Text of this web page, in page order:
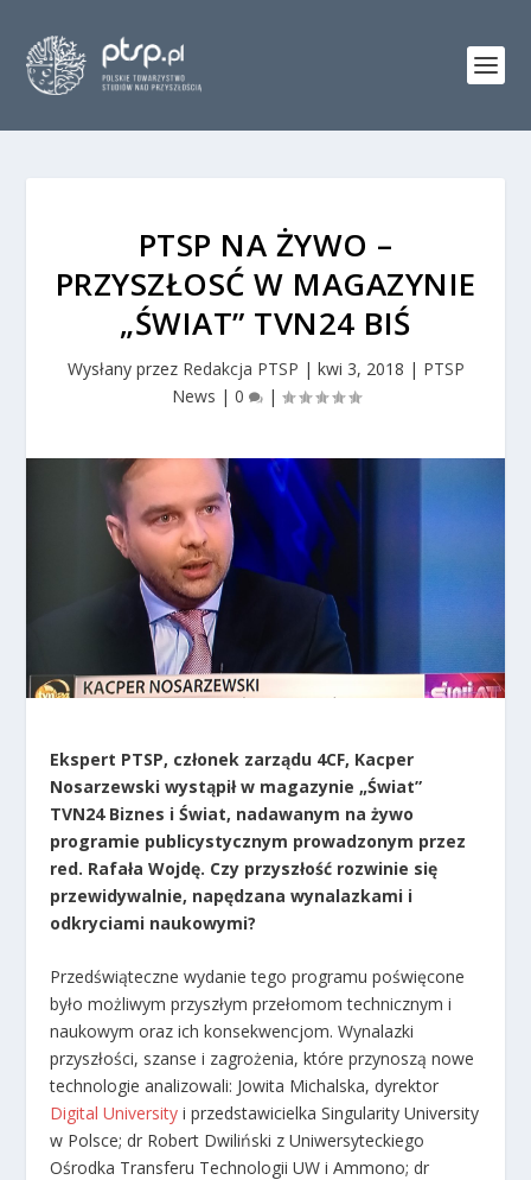
PTSP NA ŻYWO –
PRZYSZŁOSĆ W MAGAZYNIE
„ŚWIAT” TVN24 BIŚ
Wysłany przez Redakcja PTSP | kwi 3, 2018 | PTSP
News | 0 |
Ekspert PTSP, członek zarządu 4CF, Kacper
Nosarzewski wystąpił w magazynie „Świat”
TVN24 Biznes i Świat, nadawanym na żywo
programie publicystycznym prowadzonym przez
red. Rafała Wojdę. Czy przyszłość rozwinie się
przewidywalnie, napędzana wynalazkami i
odkryciami naukowymi?
Przedświąteczne wydanie tego programu poświęcone
było możliwym przyszłym przełomom technicznym i
naukowym oraz ich konsekwencjom. Wynalazki
przyszłości, szanse i zagrożenia, które przynoszą nowe
technologie analizowali: Jowita Michalska, dyrektor
Digital University i przedstawicielka Singularity University
w Polsce; dr Robert Dwiliński z Uniwersyteckiego
Ośrodka Transferu Technologii UW i Ammono; dr